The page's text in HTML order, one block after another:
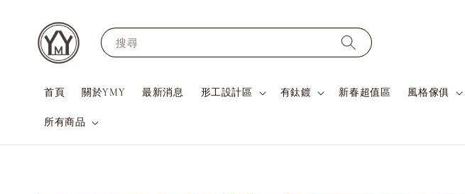
搜尋
首頁 關於YMY 最新消息 形工設計區 有鈦鍍 新春超值區 風格傢俱
所有商品